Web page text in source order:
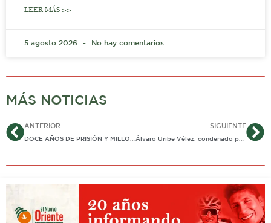
LEER MÁS >>
5 agosto 2026 No hay comentarios
MÁS NOTICIAS
AntANTERIOR
DOCE AÑOS DE PRISIÓN Y MILLONARIA MULTA IMPONEN COMO CONDENA CONTRA EXPRESIDENTE URIBE POR SUS DELITOS…
SIGUIENTE
Álvaro Uribe Vélez, condenado por fraude procesal y soborno en actuación penal: juez confirma que el expresidente fue determinador de una red para manipular testigos